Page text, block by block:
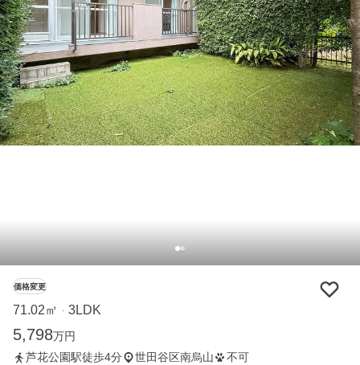
価格変更
71.02㎡ ・ 3LDK
5,798万円
芦花公園駅徒歩4分
世田谷区南烏山 不可